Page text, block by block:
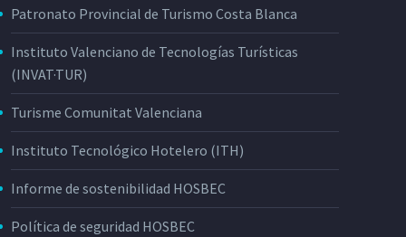
Patronato Provincial de Turismo Costa Blanca
Instituto Valenciano de Tecnologías Turísticas
(INVAT·TUR)
Turisme Comunitat Valenciana
Instituto Tecnológico Hotelero (ITH)
Informe de sostenibilidad HOSBEC
Política de seguridad HOSBEC